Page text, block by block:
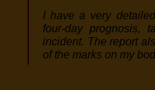
I have a very
four-day prognosis,
incident. The report
of the marks on my